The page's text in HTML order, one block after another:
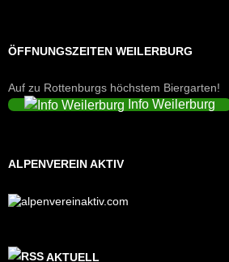
ÖFFNUNGSZEITEN WEILERBURG
Auf zu Rottenburgs höchstem Biergarten!
Info Weilerburg
ALPENVEREIN AKTIV
AKTUELL